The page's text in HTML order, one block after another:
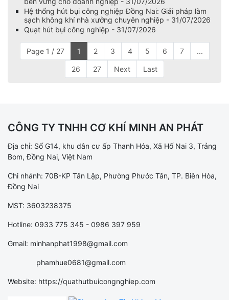
Hệ thống hút bụi công nghiệp Đồng Nai: Giải pháp làm
sạch không khí nhà xưởng chuyên nghiệp - 31/07/2026
Quạt hút bụi công nghiệp - 31/07/2026
Page 1 / 27 1 2 3 4 5 6 7 ...
26 27 Next Last
CÔNG TY TNHH CƠ KHÍ MINH AN PHÁT
Địa chỉ: Số G14, khu dân cư ấp Thanh Hóa, Xã Hố Nai 3, Trảng
Bom, Đồng Nai, Việt Nam
Chi nhánh: 70B-KP Tân Lập, Phường Phước Tân, TP. Biên Hòa,
Đồng Nai
MST: 3603238375
Hotline: 0933 775 345 - 0986 397 959
Gmail: minhanphat1998@gmail.com
phamhue0681@gmail.com
Website: https://quathutbuicongnghiep.com